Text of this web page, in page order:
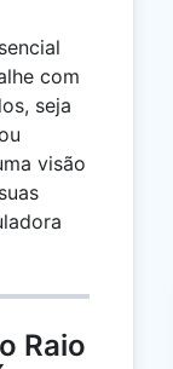
com
seja
visão
Raio